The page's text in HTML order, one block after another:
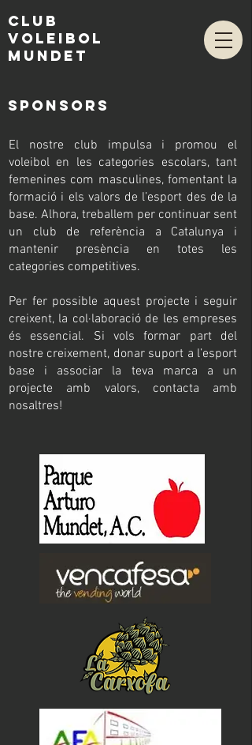
club
voleibol
mundet
SPONSORS
El nostre club impulsa i promou el
voleibol en les categories escolars, tant
femenines com masculines, fomentant la
formació i els valors de l’esport des de la
base. Alhora, treballem per continuar sent
un club de referència a Catalunya i
mantenir presència en totes les
categories competitives.
Per fer possible aquest projecte i seguir
creixent, la col·laboració de les empreses
és essencial. Si vols formar part del
nostre creixement, donar suport a l’esport
base i associar la teva marca a un
projecte amb valors, contacta amb
nosaltres!